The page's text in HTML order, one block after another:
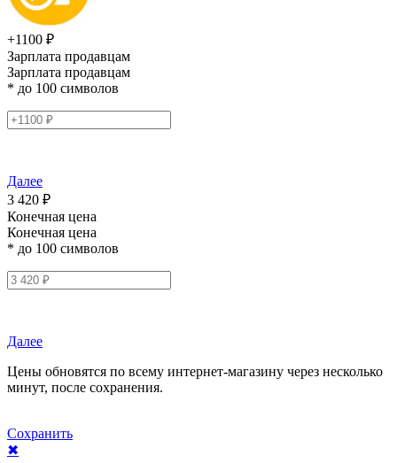
+1100 ₽
Зарплата продавцам
Зарплата продавцам
* до 100 символов
Далее
3 420 ₽
Конечная цена
Конечная цена
* до 100 символов
Далее
Цены обновятся по всему интернет-магазину через несколько
минут, после сохранения.
Сохранить
✖